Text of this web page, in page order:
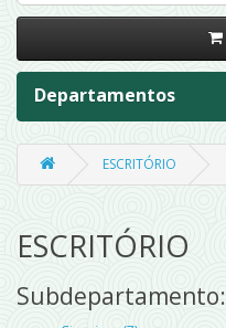
Departamentos
ESCRITÓRIO
ESCRITÓRIO
Subdepartamento: